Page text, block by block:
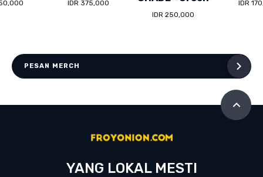
IDR 375,000
IDR 250,000
IDR
PESAN MERCH
YANG LOKAL MESTI